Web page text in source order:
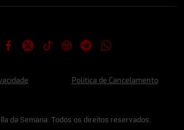
Politica de Cancelamento
da Semana. Todos os direitos reservados.